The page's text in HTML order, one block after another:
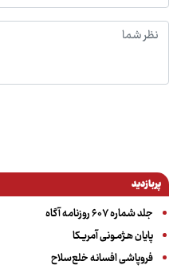
پربازدید
جلد شماره ۶۰۷ روزنامه آگاه
پایان هـژمـونی آمریـکا
فروپاشی افسانه خلع‌سلاح